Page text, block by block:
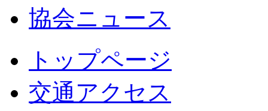
協会ニュース
トップページ
交通アクセス